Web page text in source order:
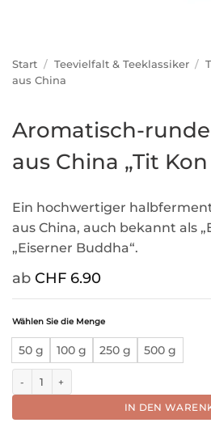
Start / Teevielfalt & Teeklassiker /
aus China
Aromatisch-
aus China „Tit
Ein hochwertiger
aus China, auch bekannt als
„Eiserner Buddha“.
ab CHF 6.90
Wählen Sie die Menge
50 g 100 g 250 g 500 g
IN DEN